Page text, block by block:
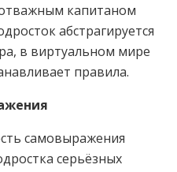
капитаном
абстрагируется
в виртуальном мире
правила.
самовыражения
серьёзных